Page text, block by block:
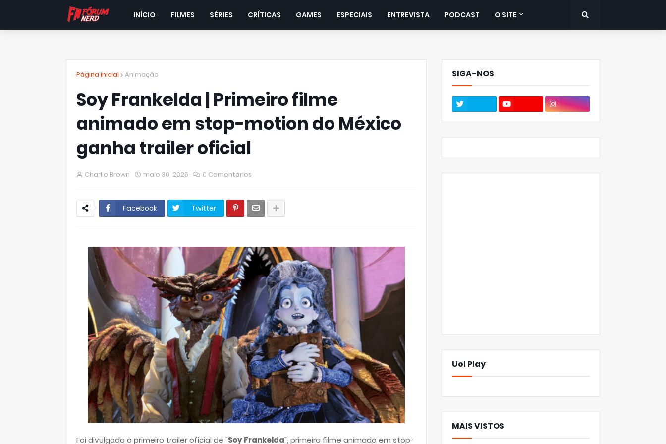
INÍCIO FILMES SÉRIES CRÍTICAS GAMES ESPECIAIS ENTREVISTA PODCAST O SITE
Página inicial Animação
Soy Frankelda | Primeiro filme
animado em stop-motion do México
ganha trailer oficial
Charlie Brown maio 30, 2026 0 Comentários
Facebook Twitter
Foi divulgado o primeiro trailer oficial de "Soy Frankelda", primeiro filme animado em stop-
SIGA-NOS
Uol Play
MAIS VISTOS